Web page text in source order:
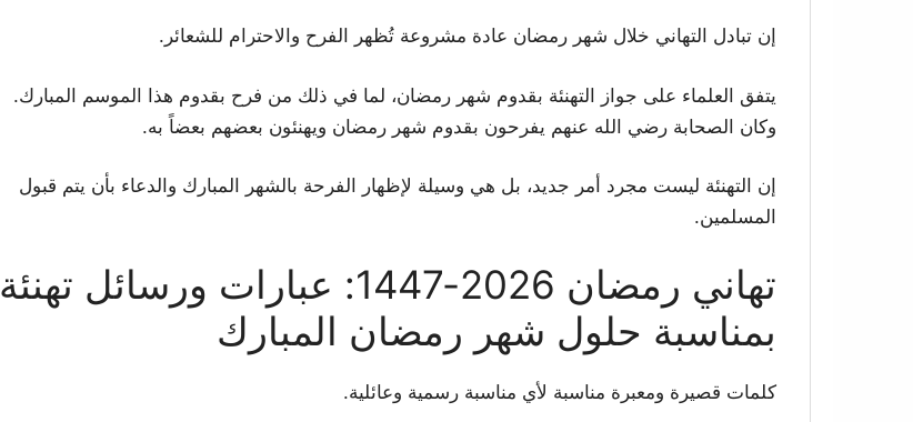
إن تبادل التهاني خلال شهر رمضان عادة مشروعة تُظهر الفرح والاحترام للشعائر.
يتفق العلماء على جواز التهنئة بقدوم شهر رمضان، لما في ذلك من فرح بقدوم هذا الموسم المبارك.
وكان الصحابة رضي الله عنهم يفرحون بقدوم شهر رمضان ويهنئون بعضهم بعضاً به.
إن التهنئة ليست مجرد أمر جديد، بل هي وسيلة لإظهار الفرحة بالشهر المبارك والدعاء بأن يتم قبول
المسلمين.
تهاني رمضان 2026-1447: عبارات ورسائل تهنئة
بمناسبة حلول شهر رمضان المبارك
كلمات قصيرة ومعبرة مناسبة لأي مناسبة رسمية وعائلية.